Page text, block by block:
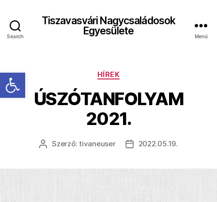
Eszköztár megnyitása
Search
Tiszavasvári Nagycsaládosok
Egyesülete
Menü
Kategóriák
HÍREK
ÚSZÓTANFOLYAM
2021.
Bejegyzés
Szerző:tivaneuser
Bejegyzés
2022.05.19.